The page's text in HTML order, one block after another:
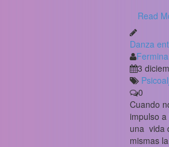
Read
Danza
3
0
Cuando
impulso
una vida
mismas